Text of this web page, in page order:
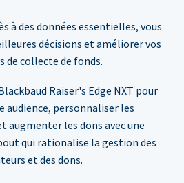
à des données essentielles, vous
décisions et améliorer vos
de collecte de fonds.
Raiser's Edge NXT pour
audience, personnaliser les
augmenter les dons avec une
qui rationalise la gestion des
et des dons.